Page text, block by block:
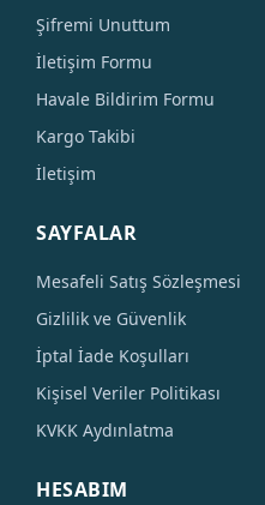
Şifremi Unuttum
İletişim Formu
Havale Bildirim Formu
Kargo Takibi
İletişim
SAYFALAR
Mesafeli Satış Sözleşmesi
Gizlilik ve Güvenlik
İptal İade Koşulları
Kişisel Veriler Politikası
KVKK Aydınlatma
HESABIM